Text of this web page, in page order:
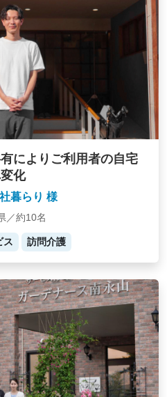
によりご利用者の自宅
化
暮らり 様
／約10名
ス 訪問介護